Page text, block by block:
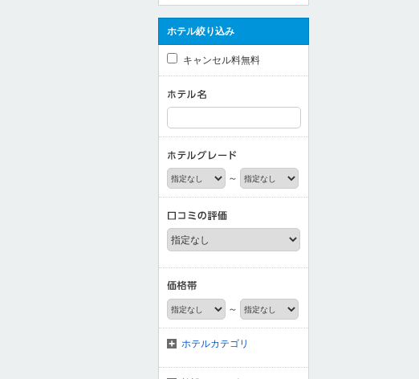
ホテル絞り込み
キャンセル料無料
～
～
ホテルカテゴリ